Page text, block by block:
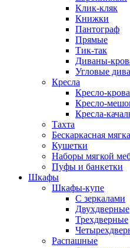
Клик-кляк
Книжки
Пантограф
Прямые
Тик-так
Диваны-
Угловые
Кресла
Кресло-
Кресло-
Кресла-
Тахта
Бескаркасная
Кушетки
Наборы мягкой
Пуфы и банкетки
Шкафы
Шкафы-купе
С зеркалами
Двухдверные
Трехдверные
Распашные